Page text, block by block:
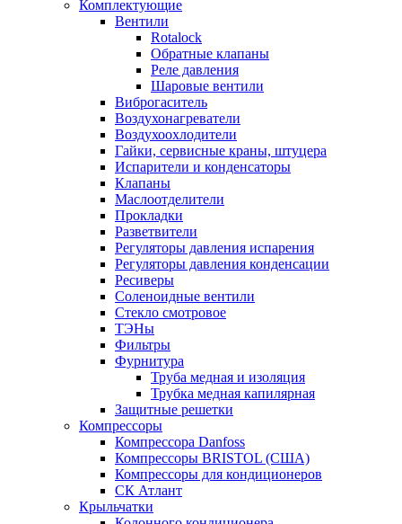
Комплектующие
Вентили
Rotalock
Обратные клапаны
Реле давления
Шаровые вентили
Виброгаситель
Воздухонагреватели
Воздухоохлодители
Гайки, сервисные краны, штуцера
Испарители и конденсаторы
Клапаны
Маслоотделители
Прокладки
Разветвители
Регуляторы давления испарения
Регуляторы давления конденсации
Ресиверы
Соленоидные вентили
Стекло смотровое
ТЭНы
Фильтры
Фурнитура
Труба медная и изоляция
Трубка медная капилярная
Защитные решетки
Компрессоры
Компрессора Danfoss
Компрессоры BRISTOL (США)
Компрессоры для кондиционеров
СК Атлант
Крыльчатки